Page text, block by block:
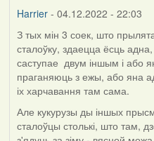
Harrier- 04.12.2022 - 22:03
З тых мін 3 соек, што
сталоўку, здаецца ёсць
саступае двум іншым і або
праганяюць з ежы, або яна
іх харчавання там сама.
Але кукурузы ды іншых
сталоўцы столькі, што там,